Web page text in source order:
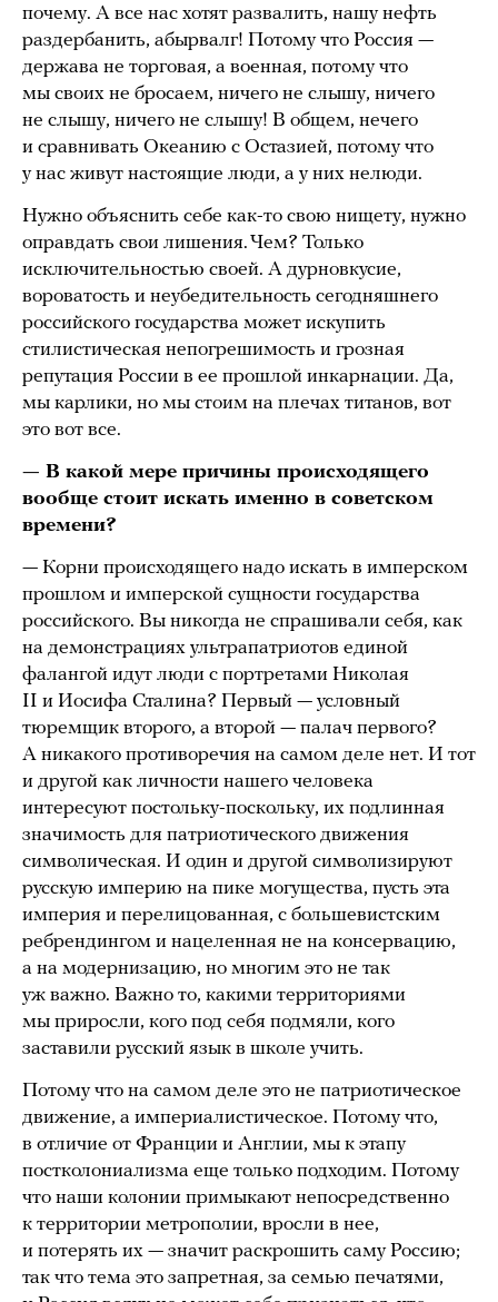
почему. А все нас хотят развалить, нашу нефть
раздербанить, абырвалг! Потому что Россия —
держава не торговая, а военная, потому что
мы своих не бросаем, ничего не слышу, ничего
не слышу, ничего не слышу! В общем, нечего
и сравнивать Океанию с Остазией, потому что
у нас живут настоящие люди, а у них нелюди.
Нужно объяснить себе как-то свою нищету, нужно
оправдать свои лишения. Чем? Только
исключительностью своей. А дурновкусие,
вороватость и неубедительность сегодняшнего
российского государства может искупить
стилистическая непогрешимость и грозная
репутация России в ее прошлой инкарнации. Да,
мы карлики, но мы стоим на плечах титанов, вот
это вот все.
— В какой мере причины происходящего
вообще стоит искать именно в советском
времени?
— Корни происходящего надо искать в имперском
прошлом и имперской сущности государства
российского. Вы никогда не спрашивали себя, как
на демонстрациях ультрапатриотов единой
фалангой идут люди с портретами Николая
II и Иосифа Сталина? Первый — условный
тюремщик второго, а второй — палач первого?
А никакого противоречия на самом деле нет. И тот
и другой как личности нашего человека
интересуют постольку-поскольку, их подлинная
значимость для патриотического движения
символическая. И один и другой символизируют
русскую империю на пике могущества, пусть эта
империя и перелицованная, с большевистским
ребрендингом и нацеленная не на консервацию,
а на модернизацию, но многим это не так
уж важно. Важно то, какими территориями
мы приросли, кого под себя подмяли, кого
заставили русский язык в школе учить.
Потому что на самом деле это не патриотическое
движение, а империалистическое. Потому что,
в отличие от Франции и Англии, мы к этапу
постколониализма еще только подходим. Потому
что наши колонии примыкают непосредственно
к территории метрополии, вросли в нее,
и потерять их — значит раскрошить саму Россию;
так что тема это запретная, за семью печатями,